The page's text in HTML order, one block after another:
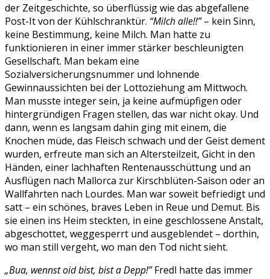
der Zeitgeschichte, so überflüssig wie das abgefallene
Post-It von der Kühlschranktür. “Milch alle!!”– kein Sinn,
keine Bestimmung, keine Milch. Man hatte zu
funktionieren in einer immer stärker beschleunigten
Gesellschaft. Man bekam eine
Sozialversicherungsnummer und lohnende
Gewinnaussichten bei der Lottoziehung am Mittwoch.
Man musste integer sein, ja keine aufmüpfigen oder
hintergründigen Fragen stellen, das war nicht okay. Und
dann, wenn es langsam dahin ging mit einem, die
Knochen müde, das Fleisch schwach und der Geist dement
wurden, erfreute man sich an Altersteilzeit, Gicht in den
Händen, einer lachhaften Rentenausschüttung und an
Ausflügen nach Mallorca zur Kirschblüten-Saison oder an
Wallfahrten nach Lourdes. Man war soweit befriedigt und
satt – ein schönes, braves Leben in Reue und Demut. Bis
sie einen ins Heim steckten, in eine geschlossene Anstalt,
abgeschottet, weggesperrt und ausgeblendet – dorthin,
wo man still vergeht, wo man den Tod nicht sieht.
„Bua, wennst oid bist, bist a Depp!”Fredl hatte das immer